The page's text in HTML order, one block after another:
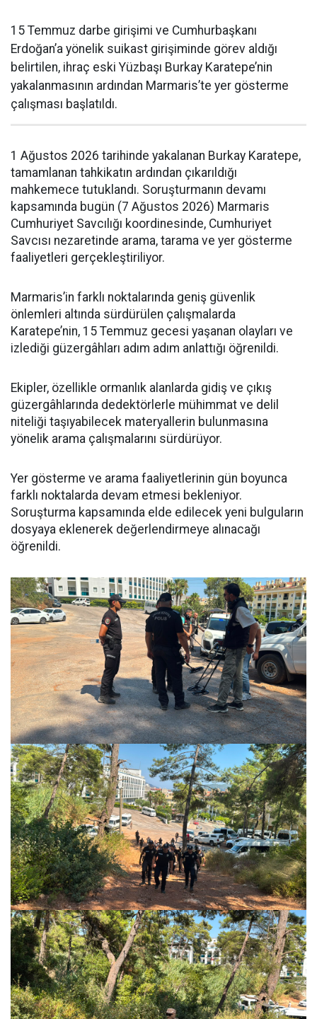
15 Temmuz darbe girişimi ve Cumhurbaşkanı
Erdoğan’a yönelik suikast girişiminde görev aldığı
belirtilen, ihraç eski Yüzbaşı Burkay Karatepe’nin
yakalanmasının ardından Marmaris’te yer gösterme
çalışması başlatıldı.
1 Ağustos 2026 tarihinde yakalanan Burkay Karatepe,
tamamlanan tahkikatın ardından çıkarıldığı
mahkemece tutuklandı. Soruşturmanın devamı
kapsamında bugün (7 Ağustos 2026) Marmaris
Cumhuriyet Savcılığı koordinesinde, Cumhuriyet
Savcısı nezaretinde arama, tarama ve yer gösterme
faaliyetleri gerçekleştiriliyor.
Marmaris’in farklı noktalarında geniş güvenlik
önlemleri altında sürdürülen çalışmalarda
Karatepe’nin, 15 Temmuz gecesi yaşanan olayları ve
izlediği güzergâhları adım adım anlattığı öğrenildi.
Ekipler, özellikle ormanlık alanlarda gidiş ve çıkış
güzergâhlarında dedektörlerle mühimmat ve delil
niteliği taşıyabilecek materyallerin bulunmasına
yönelik arama çalışmalarını sürdürüyor.
Yer gösterme ve arama faaliyetlerinin gün boyunca
farklı noktalarda devam etmesi bekleniyor.
Soruşturma kapsamında elde edilecek yeni bulguların
dosyaya eklenerek değerlendirmeye alınacağı
öğrenildi.